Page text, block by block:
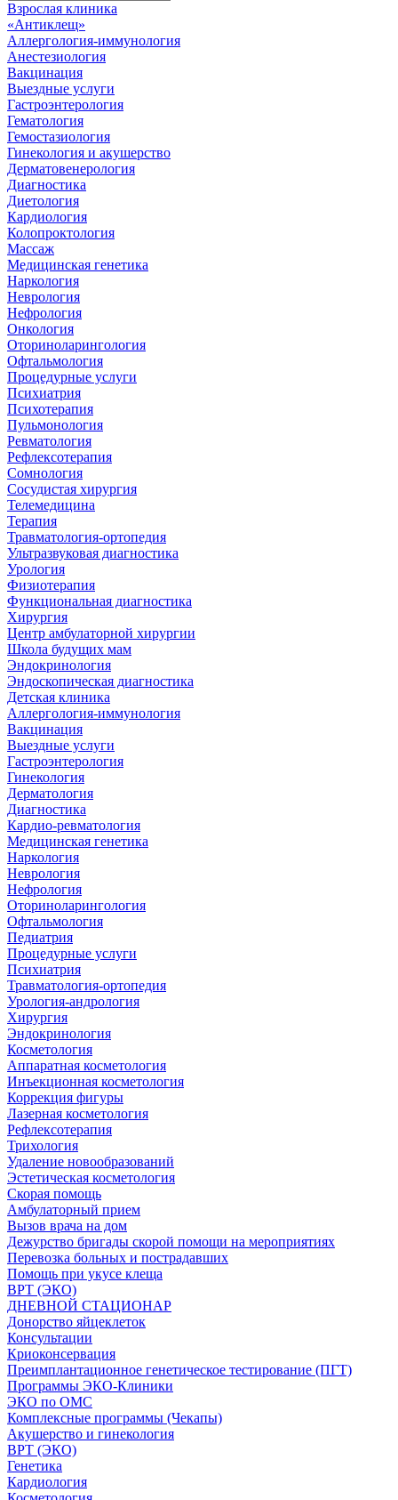
Взрослая клиника
«Антиклещ»
Аллергология-иммунология
Анестезиология
Вакцинация
Выездные услуги
Гастроэнтерология
Гематология
Гемостазиология
Гинекология и акушерство
Дерматовенерология
Диагностика
Диетология
Кардиология
Колопроктология
Массаж
Медицинская генетика
Наркология
Неврология
Нефрология
Онкология
Оториноларингология
Офтальмология
Процедурные услуги
Психиатрия
Психотерапия
Пульмонология
Ревматология
Рефлексотерапия
Сомнология
Сосудистая хирургия
Телемедицина
Терапия
Травматология-ортопедия
Ультразвуковая диагностика
Урология
Физиотерапия
Функциональная диагностика
Хирургия
Центр амбулаторной хирургии
Школа будущих мам
Эндокринология
Эндоскопическая диагностика
Детская клиника
Аллергология-иммунология
Вакцинация
Выездные услуги
Гастроэнтерология
Гинекология
Дерматология
Диагностика
Кардио-ревматология
Медицинская генетика
Наркология
Неврология
Нефрология
Оториноларингология
Офтальмология
Педиатрия
Процедурные услуги
Психиатрия
Травматология-ортопедия
Урология-андрология
Хирургия
Эндокринология
Косметология
Аппаратная косметология
Инъекционная косметология
Коррекция фигуры
Лазерная косметология
Рефлексотерапия
Трихология
Удаление новообразований
Эстетическая косметология
Скорая помощь
Амбулаторный прием
Вызов врача на дом
Дежурство бригады скорой помощи на мероприятиях
Перевозка больных и пострадавших
Помощь при укусе клеща
ВРТ (ЭКО)
ДНЕВНОЙ СТАЦИОНАР
Донорство яйцеклеток
Консультации
Криоконсервация
Преимплантационное генетическое тестирование (ПГТ)
Программы ЭКО-Клиники
ЭКО по ОМС
Комплексные программы (Чекапы)
Акушерство и гинекология
ВРТ (ЭКО)
Генетика
Кардиология